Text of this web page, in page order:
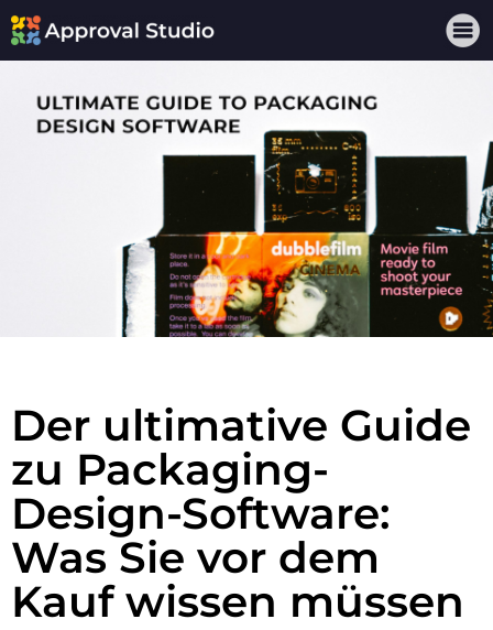
Der ultimative Guide
zu Packaging-
Design-Software:
Was Sie vor dem
Kauf wissen müssen